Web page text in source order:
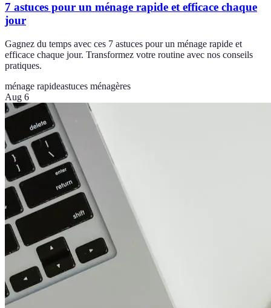
7 astuces pour un ménage rapide et efficace chaque
jour
Gagnez du temps avec ces 7 astuces pour un ménage rapide et
efficace chaque jour. Transformez votre routine avec nos conseils
pratiques.
ménage rapideastuces ménagères
Aug 6